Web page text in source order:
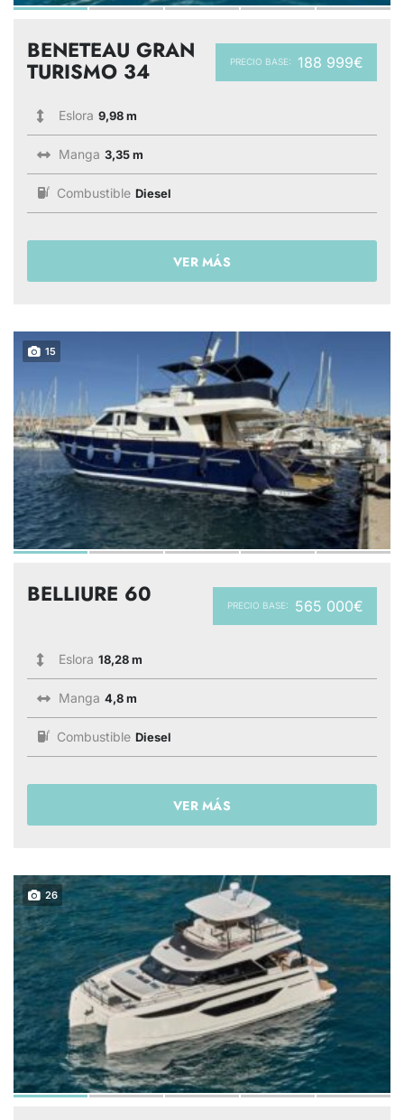
PRECIO BASE: 188 999€
BENETEAU GRAN
TURISMO 34
Eslora 9,98 m
Manga 3,35 m
Combustible Diesel
VER MÁS
15
PRECIO BASE: 565 000€
BELLIURE 60
Eslora 18,28 m
Manga 4,8 m
Combustible Diesel
VER MÁS
26